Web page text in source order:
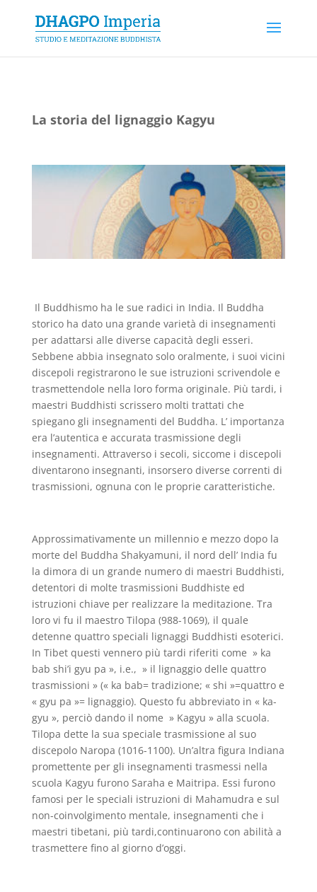
La storia del lignaggio Kagyu
Il Buddhismo ha le sue radici in India. Il Buddha
storico ha dato una grande varietà di insegnamenti
per adattarsi alle diverse capacità degli esseri.
Sebbene abbia insegnato solo oralmente, i suoi vicini
discepoli registrarono le sue istruzioni scrivendole e
trasmettendole nella loro forma originale. Più tardi, i
maestri Buddhisti scrissero molti trattati che
spiegano gli insegnamenti del Buddha. L’ importanza
era l’autentica e accurata trasmissione degli
insegnamenti. Attraverso i secoli, siccome i discepoli
diventarono insegnanti, insorsero diverse correnti di
trasmissioni, ognuna con le proprie caratteristiche.
Approssimativamente un millennio e mezzo dopo la
morte del Buddha Shakyamuni, il nord dell’ India fu
la dimora di un grande numero di maestri Buddhisti,
detentori di molte trasmissioni Buddhiste ed
istruzioni chiave per realizzare la meditazione. Tra
loro vi fu il maestro Tilopa (988-1069), il quale
detenne quattro speciali lignaggi Buddhisti esoterici.
In Tibet questi vennero più tardi riferiti come » ka
bab shi’i gyu pa », i.e., » il lignaggio delle quattro
trasmissioni » (« ka bab= tradizione; « shi »=quattro e
« gyu pa »= lignaggio). Questo fu abbreviato in « ka-
gyu », perciò dando il nome » Kagyu » alla scuola.
Tilopa dette la sua speciale trasmissione al suo
discepolo Naropa (1016-1100). Un’altra figura Indiana
promettente per gli insegnamenti trasmessi nella
scuola Kagyu furono Saraha e Maitripa. Essi furono
famosi per le speciali istruzioni di Mahamudra e sul
non-coinvolgimento mentale, insegnamenti che i
maestri tibetani, più tardi,continuarono con abilità a
trasmettere fino al giorno d’oggi.